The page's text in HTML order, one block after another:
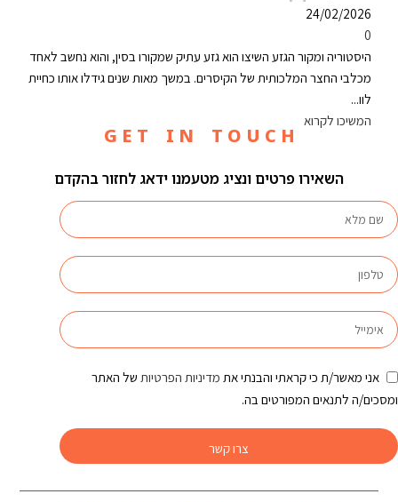
24/02/2026
0
היסטוריה ומקור הגזע השיצו הוא גזע עתיק שמקורו בסין, והוא נחשב לאחד
מכלבי החצר המלכותית של הקיסרים. במשך מאות שנים גידלו אותו כחיית
לוו...
המשיכו לקרוא
G E T I N T O U C H
השאירו פרטים ונציג מטעמנו ידאג לחזור בהקדם
אני מאשר/ת כי קראתי והבנתי את מדיניות הפרטיות של האתר
ומסכים/ה לתנאים המפורטים בה.
צרו קשר